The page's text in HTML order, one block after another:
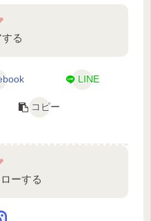
る
LINE
コピー
ーする